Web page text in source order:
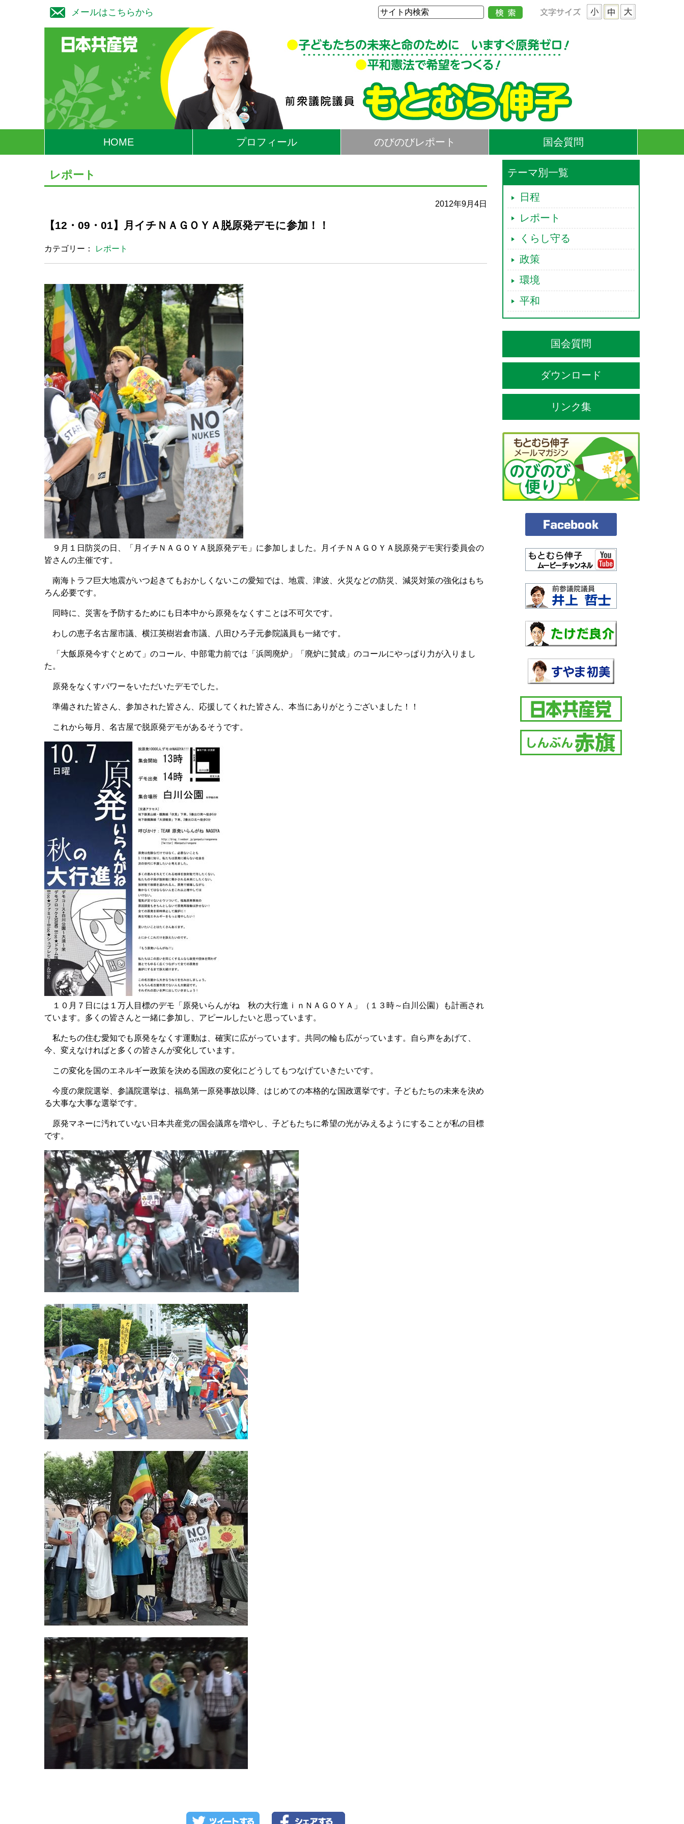
メールはこちらから
HOME プロフィール のびのびレポート 国会質問
レポート
2012年9月4日
【12・09・01】月イチＮＡＧＯＹＡ脱原発デモに参加！！
カテゴリー： レポート
９月１日防災の日、「月イチＮＡＧＯＹＡ脱原発デモ」に参加しました。月イチＮＡＧＯＹＡ脱原発デモ実行委員会の
皆さんの主催です。
南海トラフ巨大地震がいつ起きてもおかしくないこの愛知では、地震、津波、火災などの防災、減災対策の強化はもち
ろん必要です。
同時に、災害を予防するためにも日本中から原発をなくすことは不可欠です。
わしの恵子名古屋市議、横江英樹岩倉市議、八田ひろ子元参院議員も一緒です。
「大飯原発今すぐとめて」のコール、中部電力前では「浜岡廃炉」「廃炉に賛成」のコールにやっぱり力が入りまし
た。
原発をなくすパワーをいただいたデモでした。
準備された皆さん、参加された皆さん、応援してくれた皆さん、本当にありがとうございました！！
これから毎月、名古屋で脱原発デモがあるそうです。
１０月７日には１万人目標のデモ「原発いらんがね 秋の大行進ｉｎＮＡＧＯＹＡ」（１３時～白川公園）も計画され
ています。多くの皆さんと一緒に参加し、アピールしたいと思っています。
私たちの住む愛知でも原発をなくす運動は、確実に広がっています。共同の輪も広がっています。自ら声をあげて、
今、変えなければと多くの皆さんが変化しています。
この変化を国のエネルギー政策を決める国政の変化にどうしてもつなげていきたいです。
今度の衆院選挙、参議院選挙は、福島第一原発事故以降、はじめての本格的な国政選挙です。子どもたちの未来を決め
る大事な大事な選挙です。
原発マネーに汚れていない日本共産党の国会議席を増やし、子どもたちに希望の光がみえるようにすることが私の目標
です。
テーマ別一覧
日程
レポート
くらし守る
政策
環境
平和
国会質問
ダウンロード
リンク集